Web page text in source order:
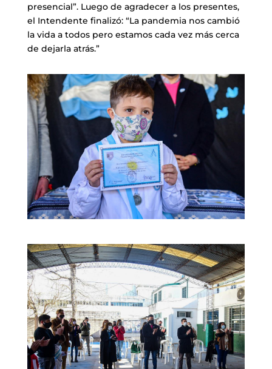
presencial”. Luego de agradecer a los presentes,
el Intendente finalizó: “La pandemia nos cambió
la vida a todos pero estamos cada vez más cerca
de dejarla atrás.”